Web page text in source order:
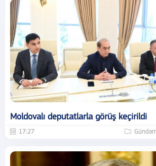
Moldovalı deputatlarla görüş keçirildi
17:27